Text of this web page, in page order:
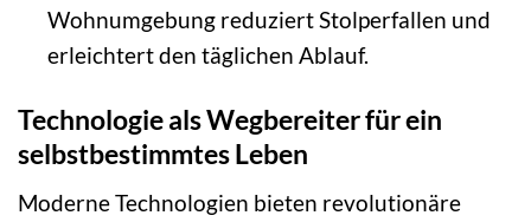
Wohnumgebung reduziert Stolperfallen und
erleichtert den täglichen Ablauf.
Technologie als Wegbereiter für ein
selbstbestimmtes Leben
Moderne Technologien bieten revolutionäre